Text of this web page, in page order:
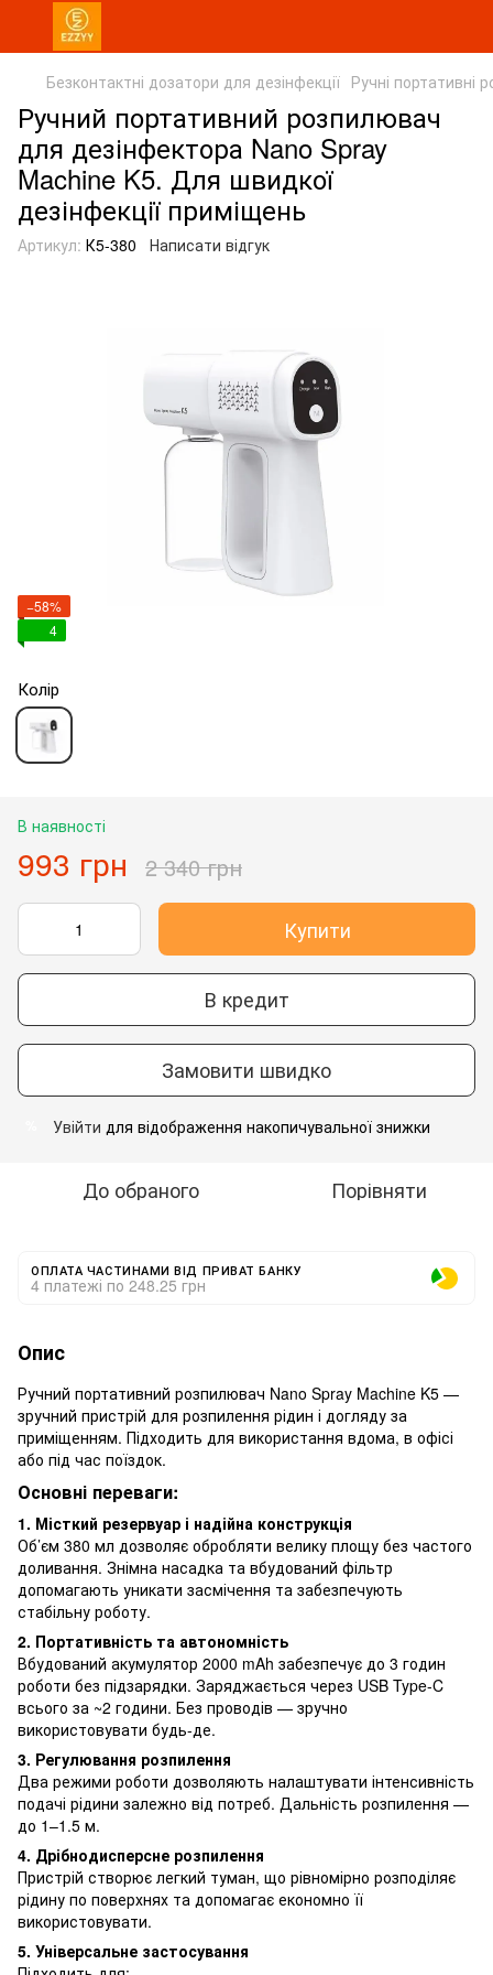
Безконтактні дозатори для дезінфекції Ручні портативні
Ручний портативний розпилювач
для дезінфектора Nano Spray
Machine K5. Для швидкої
дезінфекції приміщень
Артикул: К5-380 Написати відгук
−58%
4
Колір
В наявності
993 грн 2 340 грн
Купити
В кредит
Замовити швидко
Увійти для відображення накопичувальної знижки
До обраного Порівняти
ОПЛАТА ЧАСТИНАМИ ВІД ПРИВАТ БАНКУ
4 платежі по 248.25 грн
Опис
Ручний портативний розпилювач Nano Spray Machine K5 —
зручний пристрій для розпилення рідин і догляду за
приміщенням. Підходить для використання вдома, в офісі
або під час поїздок.
Основні переваги:
1. Місткий резервуар і надійна конструкція
Об’єм 380 мл дозволяє обробляти велику площу без частого
доливання. Знімна насадка та вбудований фільтр
допомагають уникати засмічення та забезпечують
стабільну роботу.
2. Портативність та автономність
Вбудований акумулятор 2000 mAh забезпечує до 3 годин
роботи без підзарядки. Заряджається через USB Type-C
всього за ~2 години. Без проводів — зручно
використовувати будь-де.
3. Регулювання розпилення
Два режими роботи дозволяють налаштувати інтенсивність
подачі рідини залежно від потреб. Дальність розпилення —
до 1–1.5 м.
4. Дрібнодисперсне розпилення
Пристрій створює легкий туман, що рівномірно розподіляє
рідину по поверхнях та допомагає економно її
використовувати.
5. Універсальне застосування